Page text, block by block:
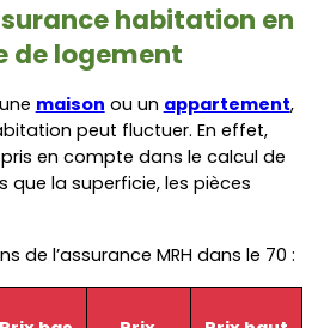
habitation en
de logement
maison ou un appartement,
peut fluctuer. En effet,
en compte dans le calcul de
que la superficie, les pièces
de l’assurance MRH dans le 70 :